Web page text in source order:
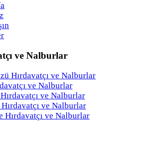
ve Nalburlar
Hırdavatçı ve Nalburlar
ve Nalburlar
ve Nalburlar
ve Nalburlar
Hırdavatçı ve Nalburlar